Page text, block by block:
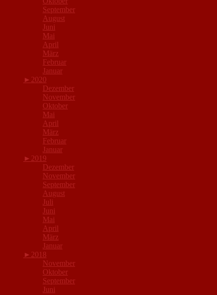
September
August
Juni
Mai
April
März
Februar
Januar
► 2020
Dezember
November
Oktober
Mai
April
März
Februar
Januar
► 2019
Dezember
November
September
August
Juli
Juni
Mai
April
März
Januar
► 2018
November
Oktober
September
Juni